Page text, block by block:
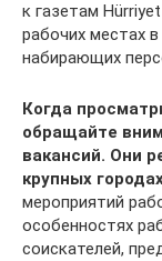
к газетам
рабочих местах
набирающих
Когда
обращайте
вакансий. Они
крупных
мероприятий
особенностях
соискателей,